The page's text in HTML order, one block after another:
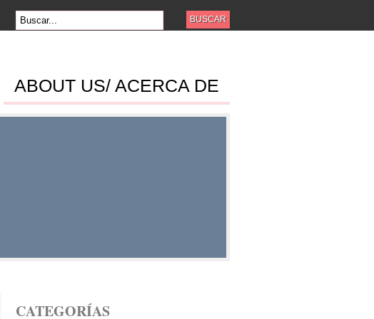
ABOUT US/ ACERCA DE
CATEGORÍAS